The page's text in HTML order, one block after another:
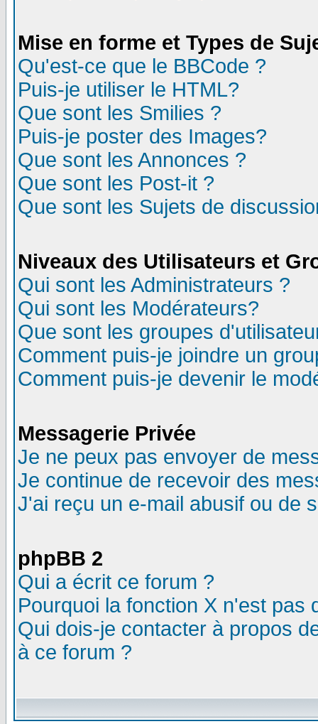
Mise en forme et Types de
Qu'est-ce que le BBCode ?
Puis-je utiliser le HTML?
Que sont les Smilies ?
Puis-je poster des Images?
Que sont les Annonces ?
Que sont les Post-it ?
Que sont les Sujets de
Niveaux des Utilisateurs et
Qui sont les Administrateurs ?
Qui sont les Modérateurs?
Que sont les groupes
Comment puis-je joindre un
Comment puis-je devenir le
Messagerie Privée
Je ne peux pas envoyer de
Je continue de recevoir des
J'ai reçu un e-mail abusif ou de
phpBB 2
Qui a écrit ce forum ?
Pourquoi la fonction X n'est pas
Qui dois-je contacter à propos
à ce forum ?